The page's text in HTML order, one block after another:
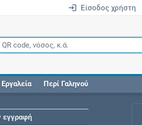
Είσοδος χρήστη
Εργαλεία Περί Γαληνού